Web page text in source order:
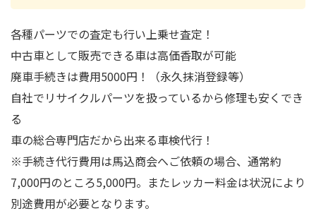
各種パーツでの査定も行い上乗せ査定！
中古車として販売できる車は高価香取が可能
廃車手続きは費用5000円！（永久抹消登録等）
自社でリサイクルパーツを扱っているから修理も安くでき
る
車の総合専門店だから出来る車検代行！
※手続き代行費用は馬込商会へご依頼の場合、通常約
7,000円のところ5,000円。またレッカー料金は状況により
別途費用が必要となります。